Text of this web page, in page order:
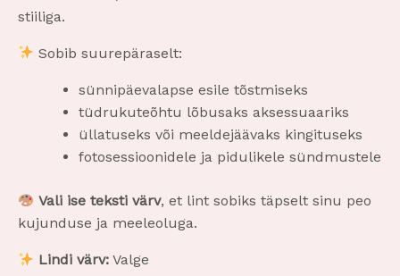
stiiliga.
Sobib suurepäraselt:
sünnipäevalapse esile tõstmiseks
tüdrukuteõhtu lõbusaks aksessuaariks
üllatuseks või meeldejäävaks kingituseks
fotosessioonidele ja pidulikele sündmustele
Vali ise teksti värv, et lint sobiks täpselt sinu peo
kujunduse ja meeleoluga.
Lindi värv: Valge